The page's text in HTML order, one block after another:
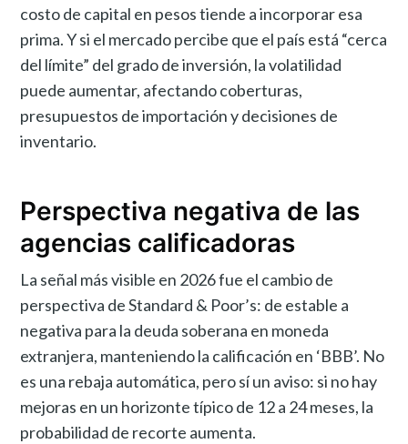
costo de capital en pesos tiende a incorporar esa
prima. Y si el mercado percibe que el país está “cerca
del límite” del grado de inversión, la volatilidad
puede aumentar, afectando coberturas,
presupuestos de importación y decisiones de
inventario.
Perspectiva negativa de las
agencias calificadoras
La señal más visible en 2026 fue el cambio de
perspectiva de Standard & Poor’s: de estable a
negativa para la deuda soberana en moneda
extranjera, manteniendo la calificación en ‘BBB’. No
es una rebaja automática, pero sí un aviso: si no hay
mejoras en un horizonte típico de 12 a 24 meses, la
probabilidad de recorte aumenta.